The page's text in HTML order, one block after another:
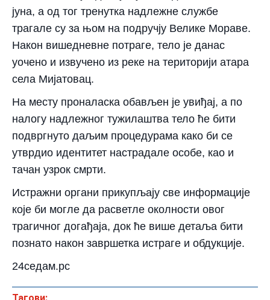
јуна, а од тог тренутка надлежне службе
трагале су за њом на подручју Велике Мораве.
Након вишедневне потраге, тело је данас
уочено и извучено из реке на територији атара
села Мијатовац.
На месту проналаска обављен је увиђај, а по
налогу надлежног тужилаштва тело ће бити
подвргнуто даљим процедурама како би се
утврдио идентитет настрадале особе, као и
тачан узрок смрти.
Истражни органи прикупљају све информације
које би могле да расветле околности овог
трагичног догађаја, док ће више детаља бити
познато након завршетка истраге и обдукције.
24седам.рс
Тагови: